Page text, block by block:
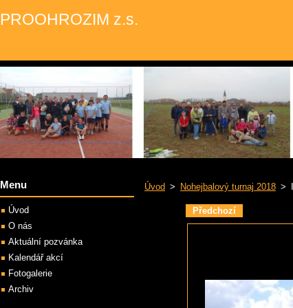
PROOHROZIM z.s.
Úvod > Nohejbalový turnaj 2018 >
Předchozí
Menu
Úvod
O nás
Aktuální pozvánka
Kalendář akcí
Fotogalerie
Archiv